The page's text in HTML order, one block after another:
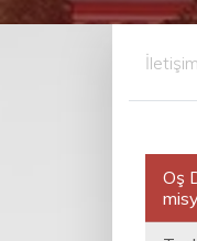
İletişim
Oş